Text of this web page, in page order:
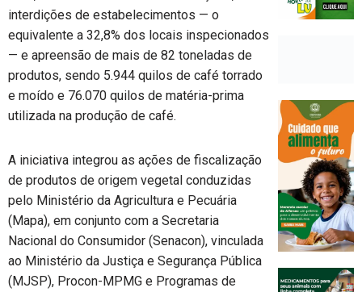
interdições de estabelecimentos — o
equivalente a 32,8% dos locais inspecionados
— e apreensão de mais de 82 toneladas de
produtos, sendo 5.944 quilos de café torrado
e moído e 76.070 quilos de matéria-prima
utilizada na produção de café.
A iniciativa integrou as ações de fiscalização
de produtos de origem vegetal conduzidas
pelo Ministério da Agricultura e Pecuária
(Mapa), em conjunto com a Secretaria
Nacional do Consumidor (Senacon), vinculada
ao Ministério da Justiça e Segurança Pública
(MJSP), Procon-MPMG e Programas de